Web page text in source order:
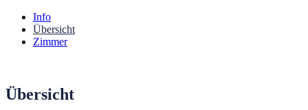
Info
Übersicht
Zimmer
Übersicht